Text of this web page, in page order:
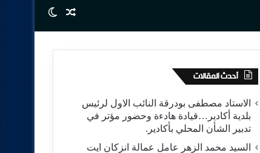
Random Article
Switch skin
أحدث المقالات
الاستاد مصطفى بودرقة النائب الاول لرئيس
بلدية أكادير…قيادة هادءة وحضور مؤتر في
تدبير الشأن المحلي بأكادير.
السيد محمد الزهر عامل عمالة انزكان ايت